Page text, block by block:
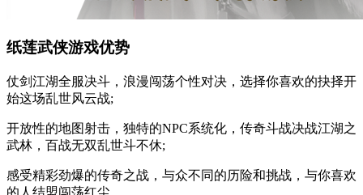
纸莲武侠游戏优势
仗剑江湖全服决斗，浪漫闯荡个性对决，选择你喜欢的抉择开
始这场乱世风云战;
开放性的地图射击，独特的NPC系统化，传奇斗战决战江湖之
武林，百战无双乱世斗不休;
感受精彩劲爆的传奇之战，与众不同的历险和挑战，与你喜欢
的人结盟闯荡红尘。